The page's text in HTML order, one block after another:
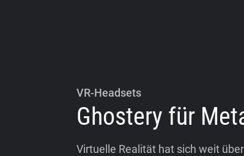
VR-Headsets
Ghostery für
Virtuelle Realität hat sich weit